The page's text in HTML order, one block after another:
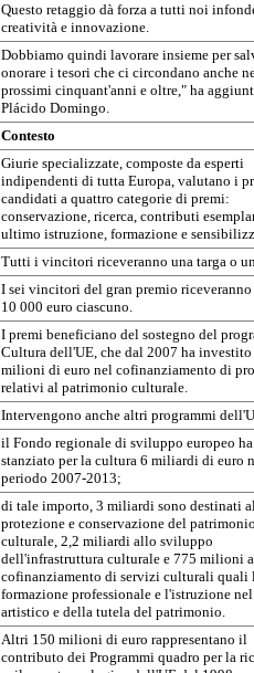
Questo retaggio dà forza a tutti noi
creatività e innovazione.
Dobbiamo quindi lavorare insieme per
onorare i tesori che ci circondano anche
prossimi cinquant'anni e oltre," ha
Plácido Domingo.
Contesto
Giurie specializzate, composte da esperti
indipendenti di tutta Europa, valutano i
candidati a quattro categorie di premi:
conservazione, ricerca, contributi
ultimo istruzione, formazione e
Tutti i vincitori riceveranno una targa o
I sei vincitori del gran premio
10 000 euro ciascuno.
I premi beneficiano del sostegno del
Cultura dell'UE, che dal 2007 ha
milioni di euro nel cofinanziamento di
relativi al patrimonio culturale.
Intervengono anche altri programmi
il Fondo regionale di sviluppo europeo ha
stanziato per la cultura 6 miliardi di euro
periodo 2007-2013;
di tale importo, 3 miliardi sono destinati
protezione e conservazione del patrimonio
culturale, 2,2 miliardi allo sviluppo
dell'infrastruttura culturale e 775 milioni
cofinanziamento di servizi culturali quali
formazione professionale e l'istruzione
artistico e della tutela del patrimonio.
Altri 150 milioni di euro rappresentano il
contributo dei Programmi quadro per la